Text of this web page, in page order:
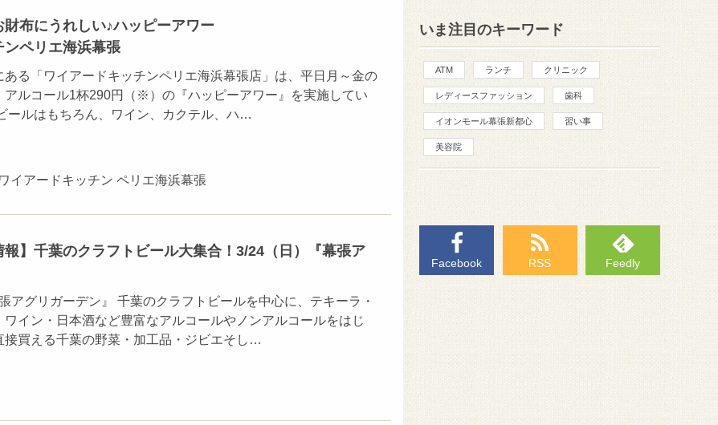
財布にうれしい♪ハッピーアワー
ンペリエ海浜幕張
ある「ワイアードキッチンペリエ海浜幕張店」は、平日月～金の
アルコール1杯290円（※）の『ハッピーアワー』を実施してい
ールはもちろん、ワイン、カクテル、ハ…
イアードキッチン ペリエ海浜幕張
報】千葉のクラフトビール大集合！3/24（日）『幕張ア
アグリガーデン』 千葉のクラフトビールを中心に、テキーラ・
イン・日本酒など豊富なアルコールやノンアルコールをはじ
接買える千葉の野菜・加工品・ジビエそし…
いま注目のキーワード
ATM ランチ クリニック
レディースファッション 歯科
イオンモール幕張新都心 習い事
美容院
Facebook RSS Feedly